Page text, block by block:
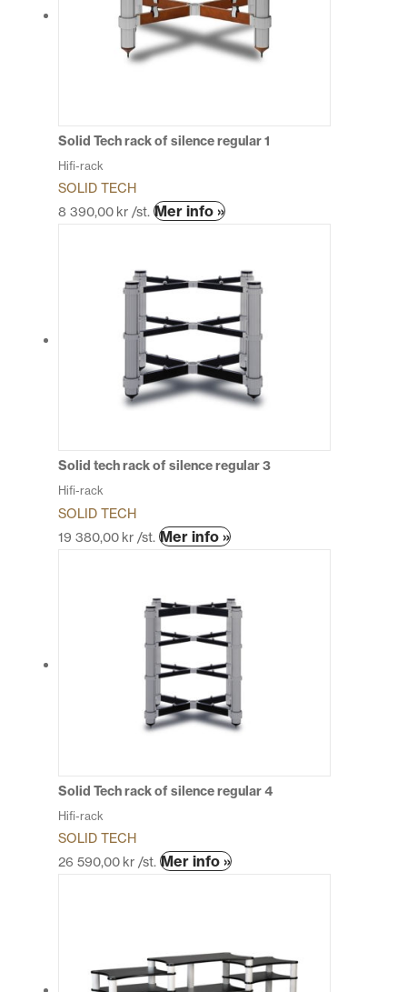
De
olika
alternativen
produktsidan
Solid Tech rack of silence regular 1
Hifi-rack
SOLID TECH
8 390,00 kr /st. Mer info »Den
har
flera
varianter.
De
olika
alternativen
kan
produktsidan
Solid tech rack of silence regular 3
Hifi-rack
SOLID TECH
19 380,00 kr /st. Mer info »Den
har
flera
olika
alternativen
kan
produktsidan
Solid Tech rack of silence regular 4
Hifi-rack
SOLID TECH
26 590,00 kr /st. Mer info »Den
varianter.
De